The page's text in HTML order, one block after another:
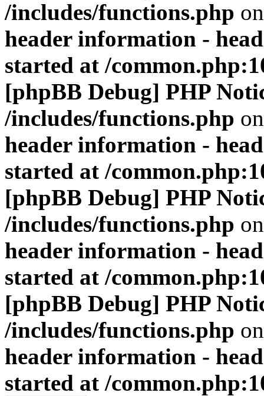
/includes/functions.php
header information -
started at /
[phpBB Debug] PHP
/includes/functions.php
header information -
started at /
[phpBB Debug] PHP
/includes/functions.php
header information -
started at /
[phpBB Debug] PHP
/includes/functions.php
header information -
started at /